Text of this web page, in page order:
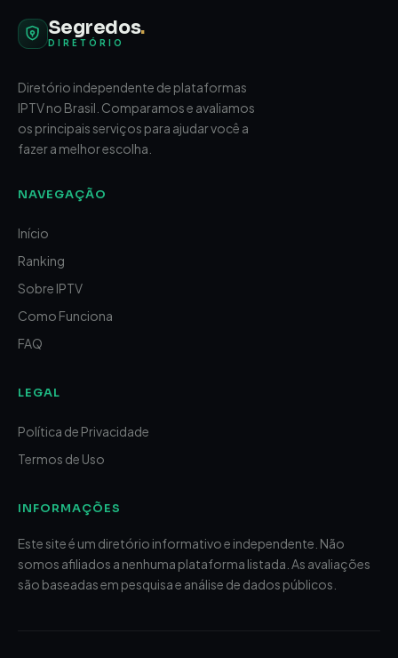
Segredos.
DIRETÓRIO
Diretório independente de plataformas
IPTV no Brasil. Comparamos e avaliamos
os principais serviços para ajudar você a
fazer a melhor escolha.
NAVEGAÇÃO
Início
Ranking
Sobre IPTV
Como Funciona
FAQ
LEGAL
Política de Privacidade
Termos de Uso
INFORMAÇÕES
Este site é um diretório informativo e independente. Não
somos afiliados a nenhuma plataforma listada. As avaliações
são baseadas em pesquisa e análise de dados públicos.